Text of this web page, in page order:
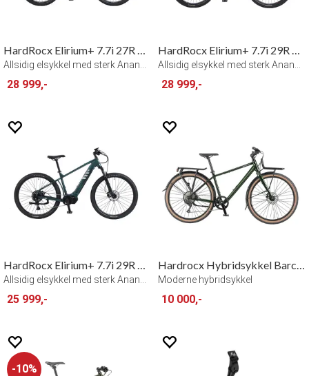
HardRocx Elirium+ 7.7i 27R MS
28 999,-
HardRocx Elirium+ 7.7i 29R Herre
28 999,-
HardRocx Elirium+ 7.7i 29R Herre
25 999,-
Hardrocx Hybridsykkel Barcode 18.5 M/L
Moderne hybridsykkel
10 000,-
10%